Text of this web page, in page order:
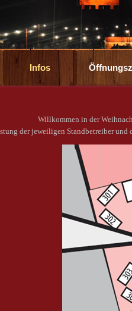
Infos ▼
Willkommen in der
der jeweiligen Standbetreiber und